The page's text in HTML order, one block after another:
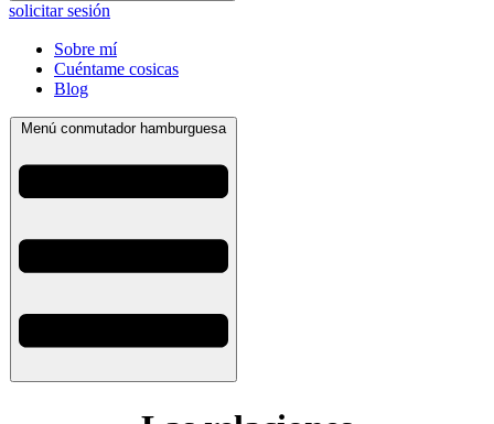
solicitar sesión
Sobre mí
Cuéntame cosicas
Blog
Menú conmutador hamburguesa